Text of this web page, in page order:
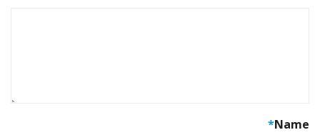
Name
*